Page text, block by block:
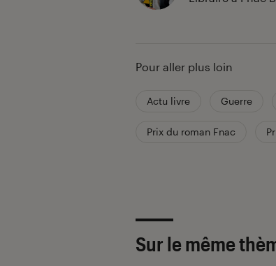
Pour aller plus loin
Actu livre Guerre
Prix du roman Fnac
Sur le même